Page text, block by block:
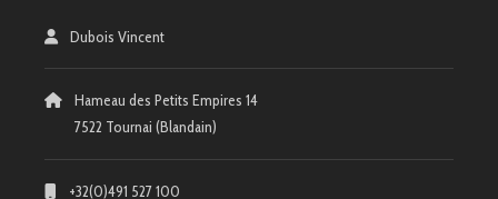
Dubois Vincent
Hameau des Petits Empires 14
7522 Tournai (Blandain)
+32(0)491 527 100